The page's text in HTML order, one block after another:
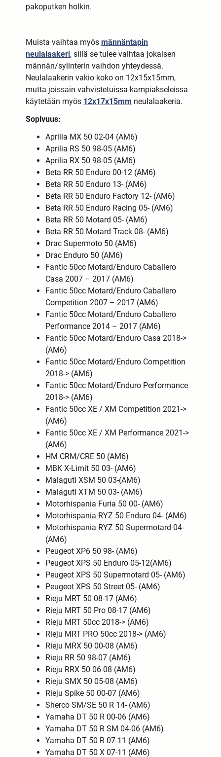
pakoputken holkin.
Muista vaihtaa myösmännäntapin
neulalaakeri, sillä se tulee vaihtaa jokaisen
männän/sylinterin vaihdon yhteydessä.
Neulalaakerin vakio koko on 12x15x15mm,
mutta joissain vahvistetuissa kampiakseleissa
käytetään myös 12x17x15mm neulalaakeria.
Sopivuus:
Aprilia MX 50 02-04 (AM6)
Aprilia RS 50 98-05 (AM6)
Aprilia RX 50 98-05 (AM6)
Beta RR 50 Enduro 00-12 (AM6)
Beta RR 50 Enduro 13- (AM6)
Beta RR 50 Enduro Factory 12- (AM6)
Beta RR 50 Enduro Racing 05- (AM6)
Beta RR 50 Motard 05- (AM6)
Beta RR 50 Motard Track 08- (AM6)
Drac Supermoto 50 (AM6)
Drac Enduro 50 (AM6)
Fantic 50cc Motard/Enduro Caballero
Casa 2007 – 2017 (AM6)
Fantic 50cc Motard/Enduro Caballero
Competition 2007 – 2017 (AM6)
Fantic 50cc Motard/Enduro Caballero
Performance 2014 – 2017 (AM6)
Fantic 50cc Motard/Enduro Casa 2018->
(AM6)
Fantic 50cc Motard/Enduro Competition
2018-> (AM6)
Fantic 50cc Motard/Enduro Performance
2018-> (AM6)
Fantic 50cc XE / XM Competition 2021->
(AM6)
Fantic 50cc XE / XM Performance 2021->
(AM6)
HM CRM/CRE 50 (AM6)
MBK X-Limit 50 03- (AM6)
Malaguti XSM 50 03-(AM6)
Malaguti XTM 50 03- (AM6)
Motorhispania Furia 50 00- (AM6)
Motorhispania RYZ 50 Enduro 04- (AM6)
Motorhispania RYZ 50 Supermotard 04-
(AM6)
Peugeot XP6 50 98- (AM6)
Peugeot XPS 50 Enduro 05-12(AM6)
Peugeot XPS 50 Supermotard 05- (AM6)
Peugeot XPS 50 Street 05- (AM6)
Rieju MRT 50 08-17 (AM6)
Rieju MRT 50 Pro 08-17 (AM6)
Rieju MRT 50cc 2018-> (AM6)
Rieju MRT PRO 50cc 2018-> (AM6)
Rieju MRX 50 00-08 (AM6)
Rieju RR 50 98-07 (AM6)
Rieju RRX 50 06-08 (AM6)
Rieju SMX 50 05-08 (AM6)
Rieju Spike 50 00-07 (AM6)
Sherco SM/SE 50 R 14- (AM6)
Yamaha DT 50 R 00-06 (AM6)
Yamaha DT 50 R SM 04-06 (AM6)
Yamaha DT 50 R 07-11 (AM6)
Yamaha DT 50 X 07-11 (AM6)